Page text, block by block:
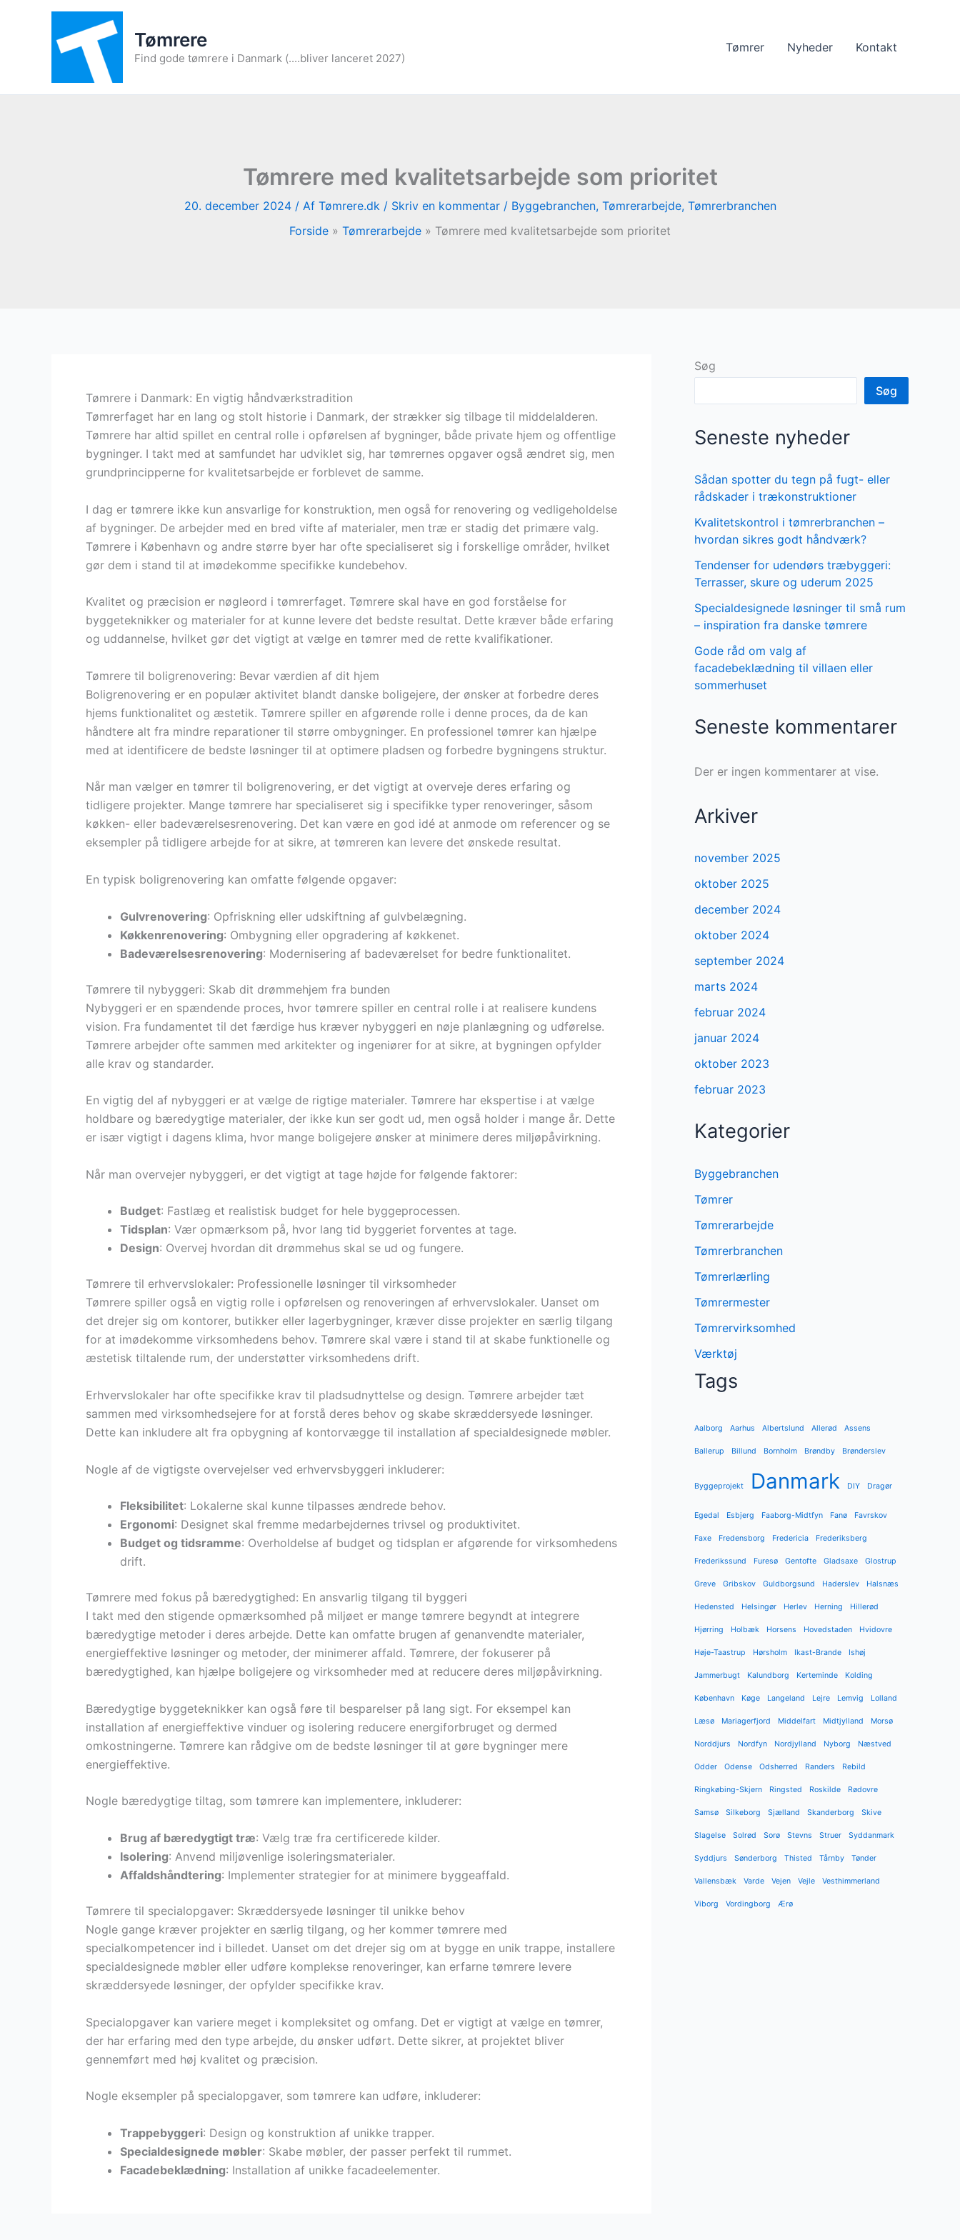
Tømrere
Find gode tømrere i Danmark (....bliver lanceret 2027)
Tømrer Nyheder Kontakt
Tømrere med kvalitetsarbejde som prioritet
20. december 2024 / Af Tømrere.dk / Skriv en kommentar / Byggebranchen, Tømrerarbejde, Tømrerbranchen
Forside
Tømrerarbejde Tømrere med kvalitetsarbejde som prioritet
Tømrere i Danmark: En vigtig håndværkstradition
Tømrerfaget har en lang og stolt historie i Danmark, der strækker sig tilbage til middelalderen.
Tømrere har altid spillet en central rolle i opførelsen af bygninger, både private hjem og offentlige
bygninger. I takt med at samfundet har udviklet sig, har tømrernes opgaver også ændret sig, men
grundprincipperne for kvalitetsarbejde er forblevet de samme.
I dag er tømrere ikke kun ansvarlige for konstruktion, men også for renovering og vedligeholdelse
af bygninger. De arbejder med en bred vifte af materialer, men træ er stadig det primære valg.
Tømrere i København og andre større byer har ofte specialiseret sig i forskellige områder, hvilket
gør dem i stand til at imødekomme specifikke kundebehov.
Kvalitet og præcision er nøgleord i tømrerfaget. Tømrere skal have en god forståelse for
byggeteknikker og materialer for at kunne levere det bedste resultat. Dette kræver både erfaring
og uddannelse, hvilket gør det vigtigt at vælge en tømrer med de rette kvalifikationer.
Tømrere til boligrenovering: Bevar værdien af dit hjem
Boligrenovering er en populær aktivitet blandt danske boligejere, der ønsker at forbedre deres
hjems funktionalitet og æstetik. Tømrere spiller en afgørende rolle i denne proces, da de kan
håndtere alt fra mindre reparationer til større ombygninger. En professionel tømrer kan hjælpe
med at identificere de bedste løsninger til at optimere pladsen og forbedre bygningens struktur.
Når man vælger en tømrer til boligrenovering, er det vigtigt at overveje deres erfaring og
tidligere projekter. Mange tømrere har specialiseret sig i specifikke typer renoveringer, såsom
køkken- eller badeværelsesrenovering. Det kan være en god idé at anmode om referencer og se
eksempler på tidligere arbejde for at sikre, at tømreren kan levere det ønskede resultat.
En typisk boligrenovering kan omfatte følgende opgaver:
Gulvrenovering: Opfriskning eller udskiftning af gulvbelægning.
Køkkenrenovering: Ombygning eller opgradering af køkkenet.
Badeværelsesrenovering: Modernisering af badeværelset for bedre funktionalitet.
Tømrere til nybyggeri: Skab dit drømmehjem fra bunden
Nybyggeri er en spændende proces, hvor tømrere spiller en central rolle i at realisere kundens
vision. Fra fundamentet til det færdige hus kræver nybyggeri en nøje planlægning og udførelse.
Tømrere arbejder ofte sammen med arkitekter og ingeniører for at sikre, at bygningen opfylder
alle krav og standarder.
En vigtig del af nybyggeri er at vælge de rigtige materialer. Tømrere har ekspertise i at vælge
holdbare og bæredygtige materialer, der ikke kun ser godt ud, men også holder i mange år. Dette
er især vigtigt i dagens klima, hvor mange boligejere ønsker at minimere deres miljøpåvirkning.
Når man overvejer nybyggeri, er det vigtigt at tage højde for følgende faktorer:
Budget: Fastlæg et realistisk budget for hele byggeprocessen.
Tidsplan: Vær opmærksom på, hvor lang tid byggeriet forventes at tage.
Design: Overvej hvordan dit drømmehus skal se ud og fungere.
Tømrere til erhvervslokaler: Professionelle løsninger til virksomheder
Tømrere spiller også en vigtig rolle i opførelsen og renoveringen af erhvervslokaler. Uanset om
det drejer sig om kontorer, butikker eller lagerbygninger, kræver disse projekter en særlig tilgang
for at imødekomme virksomhedens behov. Tømrere skal være i stand til at skabe funktionelle og
æstetisk tiltalende rum, der understøtter virksomhedens drift.
Erhvervslokaler har ofte specifikke krav til pladsudnyttelse og design. Tømrere arbejder tæt
sammen med virksomhedsejere for at forstå deres behov og skabe skræddersyede løsninger.
Dette kan inkludere alt fra opbygning af kontorvægge til installation af specialdesignede møbler.
Nogle af de vigtigste overvejelser ved erhvervsbyggeri inkluderer:
Fleksibilitet: Lokalerne skal kunne tilpasses ændrede behov.
Ergonomi: Designet skal fremme medarbejdernes trivsel og produktivitet.
Budget og tidsramme: Overholdelse af budget og tidsplan er afgørende for virksomhedens
drift.
Tømrere med fokus på bæredygtighed: En ansvarlig tilgang til byggeri
I takt med den stigende opmærksomhed på miljøet er mange tømrere begyndt at integrere
bæredygtige metoder i deres arbejde. Dette kan omfatte brugen af genanvendte materialer,
energieffektive løsninger og metoder, der minimerer affald. Tømrere, der fokuserer på
bæredygtighed, kan hjælpe boligejere og virksomheder med at reducere deres miljøpåvirkning.
Bæredygtige byggeteknikker kan også føre til besparelser på lang sigt. For eksempel kan
installation af energieffektive vinduer og isolering reducere energiforbruget og dermed
omkostningerne. Tømrere kan rådgive om de bedste løsninger til at gøre bygninger mere
energieffektive.
Nogle bæredygtige tiltag, som tømrere kan implementere, inkluderer:
Brug af bæredygtigt træ: Vælg træ fra certificerede kilder.
Isolering: Anvend miljøvenlige isoleringsmaterialer.
Affaldshåndtering: Implementer strategier for at minimere byggeaffald.
Tømrere til specialopgaver: Skræddersyede løsninger til unikke behov
Nogle gange kræver projekter en særlig tilgang, og her kommer tømrere med
specialkompetencer ind i billedet. Uanset om det drejer sig om at bygge en unik trappe, installere
specialdesignede møbler eller udføre komplekse renoveringer, kan erfarne tømrere levere
skræddersyede løsninger, der opfylder specifikke krav.
Specialopgaver kan variere meget i kompleksitet og omfang. Det er vigtigt at vælge en tømrer,
der har erfaring med den type arbejde, du ønsker udført. Dette sikrer, at projektet bliver
gennemført med høj kvalitet og præcision.
Nogle eksempler på specialopgaver, som tømrere kan udføre, inkluderer:
Trappebyggeri: Design og konstruktion af unikke trapper.
Specialdesignede møbler: Skabe møbler, der passer perfekt til rummet.
Facadebeklædning: Installation af unikke facadeelementer.
Søg
Søg
Seneste nyheder
Sådan spotter du tegn på fugt- eller
rådskader i trækonstruktioner
Kvalitetskontrol i tømrerbranchen –
hvordan sikres godt håndværk?
Tendenser for udendørs træbyggeri:
Terrasser, skure og uderum 2025
Specialdesignede løsninger til små rum
– inspiration fra danske tømrere
Gode råd om valg af
facadebeklædning til villaen eller
sommerhuset
Seneste kommentarer
Der er ingen kommentarer at vise.
Arkiver
november 2025
oktober 2025
december 2024
oktober 2024
september 2024
marts 2024
februar 2024
januar 2024
oktober 2023
februar 2023
Kategorier
Byggebranchen
Tømrer
Tømrerarbejde
Tømrerbranchen
Tømrerlærling
Tømrermester
Tømrervirksomhed
Værktøj
Tags
Aalborg Aarhus Albertslund Allerød Assens
Ballerup Billund Bornholm Brøndby Brønderslev
Byggeprojekt Danmark DIY Dragør
Egedal Esbjerg Faaborg-Midtfyn Fanø Favrskov
Faxe Fredensborg Fredericia Frederiksberg
Frederikssund Furesø Gentofte Gladsaxe Glostrup
Greve Gribskov Guldborgsund Haderslev Halsnæs
Hedensted Helsingør Herlev Herning Hillerød
Hjørring Holbæk Horsens Hovedstaden Hvidovre
Høje-Taastrup Hørsholm Ikast-Brande Ishøj
Jammerbugt Kalundborg Kerteminde Kolding
København Køge Langeland Lejre Lemvig Lolland
Læsø Mariagerfjord Middelfart Midtjylland Morsø
Norddjurs Nordfyn Nordjylland Nyborg Næstved
Odder Odense Odsherred Randers Rebild
Ringkøbing-Skjern Ringsted Roskilde Rødovre
Samsø Silkeborg Sjælland Skanderborg Skive
Slagelse Solrød Sorø Stevns Struer Syddanmark
Syddjurs Sønderborg Thisted Tårnby Tønder
Vallensbæk Varde Vejen Vejle Vesthimmerland
Viborg Vordingborg Ærø